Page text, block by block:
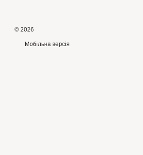
© 2026
Мобільна версія